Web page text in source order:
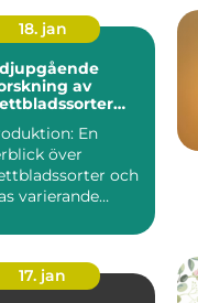
18. jan
av
En
över
och
varierande
17. jan